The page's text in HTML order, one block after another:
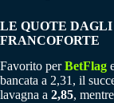
LE QUOTE
FRANCOFORTE
Favorito perBetFlag
bancata a 2,31, il
lavagna a 2,85,